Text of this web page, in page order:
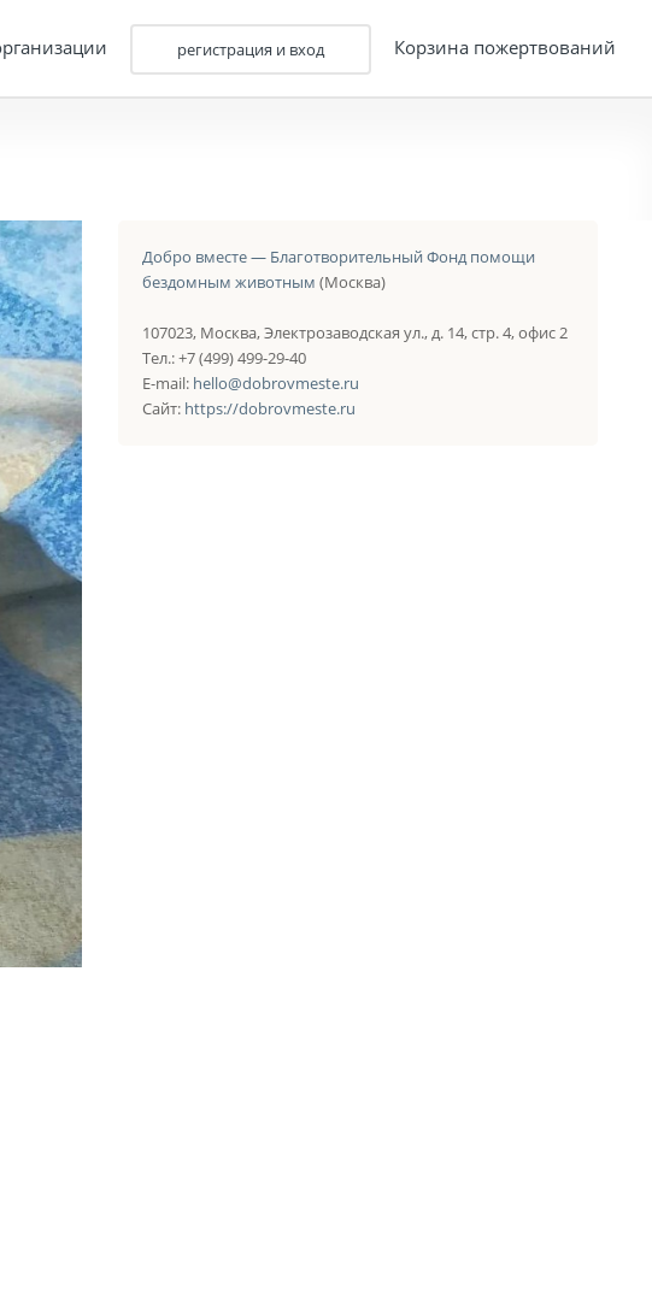
регистрация и вход Корзина пожертвований
Добро вместе — Благотворительный Фонд помощи
бездомным животным (Москва)
107023, Москва, Электрозаводская ул., д. 14, стр. 4, офис 2
Тел.: +7 (499) 499-29-40
E-mail: hello@dobrovmeste.ru
Сайт: https://dobrovmeste.ru